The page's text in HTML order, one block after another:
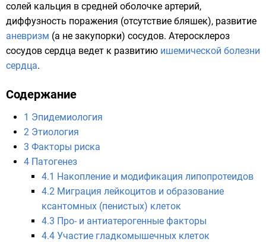
солей кальция в средней оболочке артерий,
диффузность поражения (отсутствие бляшек), развитие
аневризм (а не закупорки) сосудов. Атеросклероз
сосудов сердца ведет к развитию ишемической болезни
сердца.
Содержание
1 Эпидемиология
2 Этиология
3 Факторы риска
4 Патогенез
4.1 Накопление и модификация липопротеидов
4.2 Миграция лейкоцитов и образование
ксантомных (пенистых) клеток
4.3 Про- и антиатерогенные факторы
4.4 Участие гладкомышечных клеток